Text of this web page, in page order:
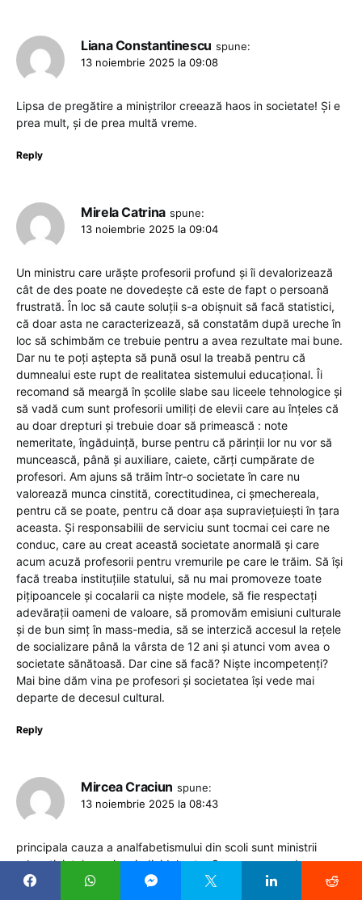
Liana Constantinescu spune:
13 noiembrie 2025 la 09:08
Lipsa de pregătire a miniștrilor creează haos in societate! Și e
prea mult, și de prea multă vreme.
Reply
Mirela Catrina spune:
13 noiembrie 2025 la 09:04
Un ministru care urăște profesorii profund și îi devalorizează
cât de des poate ne dovedește că este de fapt o persoană
frustrată. În loc să caute soluții s-a obișnuit să facă statistici,
că doar asta ne caracterizează, să constatăm după ureche în
loc să schimbăm ce trebuie pentru a avea rezultate mai bune.
Dar nu te poți aștepta să pună osul la treabă pentru că
dumnealui este rupt de realitatea sistemului educațional. Îi
recomand să meargă în școlile slabe sau liceele tehnologice și
să vadă cum sunt profesorii umiliți de elevii care au înțeles că
au doar drepturi și trebuie doar să primească : note
nemeritate, îngăduință, burse pentru că părinții lor nu vor să
muncească, până și auxiliare, caiete, cărți cumpărate de
profesori. Am ajuns să trăim într-o societate în care nu
valorează munca cinstită, corectitudinea, ci șmechereala,
pentru că se poate, pentru că doar așa supraviețuiești în țara
aceasta. Și responsabilii de serviciu sunt tocmai cei care ne
conduc, care au creat această societate anormală și care
acum acuză profesorii pentru vremurile pe care le trăim. Să își
facă treaba instituțiile statului, să nu mai promoveze toate
pițipoancele și cocalarii ca niște modele, să fie respectați
adevărații oameni de valoare, să promovăm emisiuni culturale
și de bun simț în mass-media, să se interzică accesul la rețele
de socializare până la vârsta de 12 ani și atunci vom avea o
societate sănătoasă. Dar cine să facă? Niște incompetenți?
Mai bine dăm vina pe profesori și societatea își vede mai
departe de decesul cultural.
Reply
Mircea Craciun spune:
13 noiembrie 2025 la 08:43
principala cauza a analfabetismului din scoli sunt ministrii
educatiei, tolomaci ca individul asta. Ce va recomanda sa
ocupati aceasta functie? A condus o universitate care in